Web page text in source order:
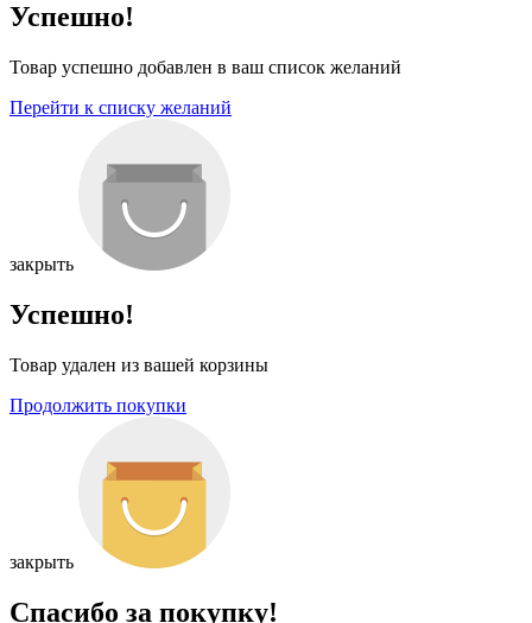
Успешно!
Товар успешно добавлен в ваш список желаний
Перейти к списку желаний
закрыть
Успешно!
Товар удален из вашей корзины
Продолжить покупки
закрыть
Спасибо за покупку!